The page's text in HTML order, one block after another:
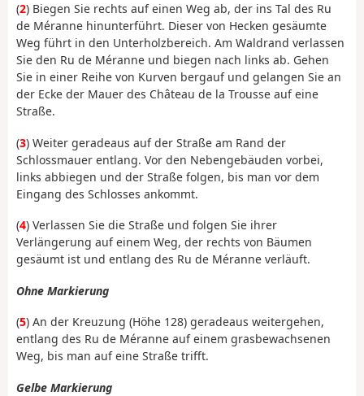
(2) Biegen Sie rechts auf einen Weg ab, der ins Tal des Ru
de Méranne hinunterführt. Dieser von Hecken gesäumte
Weg führt in den Unterholzbereich. Am Waldrand verlassen
Sie den Ru de Méranne und biegen nach links ab. Gehen
Sie in einer Reihe von Kurven bergauf und gelangen Sie an
der Ecke der Mauer des Château de la Trousse auf eine
Straße.
(3) Weiter geradeaus auf der Straße am Rand der
Schlossmauer entlang. Vor den Nebengebäuden vorbei,
links abbiegen und der Straße folgen, bis man vor dem
Eingang des Schlosses ankommt.
(4) Verlassen Sie die Straße und folgen Sie ihrer
Verlängerung auf einem Weg, der rechts von Bäumen
gesäumt ist und entlang des Ru de Méranne verläuft.
Ohne Markierung
(5) An der Kreuzung (Höhe 128) geradeaus weitergehen,
entlang des Ru de Méranne auf einem grasbewachsenen
Weg, bis man auf eine Straße trifft.
Gelbe Markierung